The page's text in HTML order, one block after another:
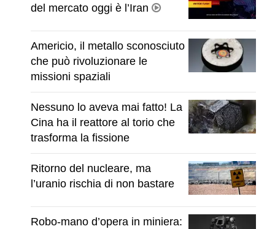
del mercato oggi è l’Iran
Americio, il metallo sconosciuto
che può rivoluzionare le
missioni spaziali
Nessuno lo aveva mai fatto! La
Cina ha il reattore al torio che
trasforma la fissione
Ritorno del nucleare, ma
l’uranio rischia di non bastare
Robo-mano d’opera in miniera: